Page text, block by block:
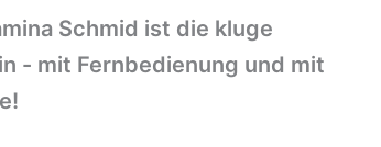
Schmid ist die kluge
- mit Fernbedienung und mit